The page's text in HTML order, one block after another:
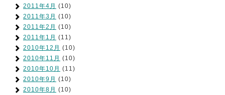
2011年4月 (10)
2011年3月 (10)
2011年2月 (10)
2011年1月 (11)
2010年12月 (10)
2010年11月 (10)
2010年10月 (11)
2010年9月 (10)
2010年8月 (10)